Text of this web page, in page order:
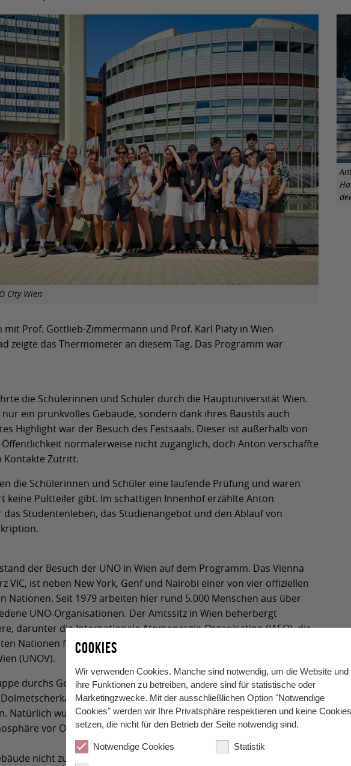
City Wien
mit Prof. Gottlieb-Zimmermann und Prof. Karl Piaty in Wien
zeigte das Thermometer an diesem Tag. Das Programm war
die Schülerinnen und Schüler durch die Hauptuniversität Wien.
ein prunkvolles Gebäude, sondern dank ihres Baustils auch
Highlight war der Besuch des Festsaals. Dieser ist außerhalb von
normalerweise nicht zugänglich, doch Anton verschaffte
Kontakte Zutritt.
die Schülerinnen und Schüler eine laufende Prüfung und waren
keine Pultteiler gibt. Im schattigen Innenhof erzählte Anton
Studentenleben, das Studienangebot und den Ablauf von
der Besuch der UNO in Wien auf dem Programm. Das Vienna
VIC, ist neben New York, Genf und Nairobi einer von vier offiziellen
Nationen. Seit 1979 arbeiten hier rund 5.000 Menschen aus über
UNO-Organisationen. Der Amtssitz in Wien beherbergt
darunter die Internationale Atomenergie-Organisation (IAEO), die
Nationen für industrielle Entwicklung (UNIDO) und das Büro der
(UNOV).
durchs Gebäude und erklärte die Abläufe der internationalen
konnten die Schülerinnen und Schüler einen
Natürlich wurde die Führung auf Englisch abgehalten, ganz im Sinne
vor Ort.
nicht zu Österreich gehört, musste die Klasse “das Land
COOKIES
Wir verwenden Cookies. Manche sind notwendig, um die Website und
ihre Funktionen zu betreiben, andere sind für statistische oder
Marketingzwecke. Mit der ausschließlichen Option "Notwendige
Cookies" werden wir Ihre Privatsphäre respektieren und keine Cookies
setzen, die nicht für den Betrieb der Seite notwendig sind.
Notwendige Cookies Statistik